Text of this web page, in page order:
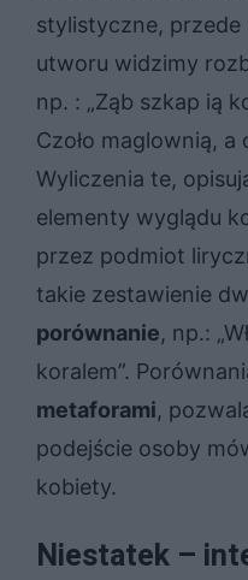
stylistyczne,
utworu widzimy
np. : „Ząb szkap ią
Czoło maglownią, a
Wyliczenia te,
elementy wyglądu
przez podmiot
takie zestawienie
porównanie, np.:
koralem”.
metaforami,
podejście osoby
kobiety.
Niestatek –